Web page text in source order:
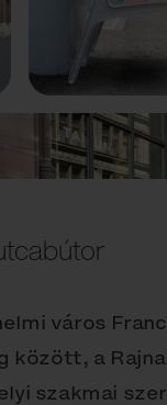
város
között, a
szakmai